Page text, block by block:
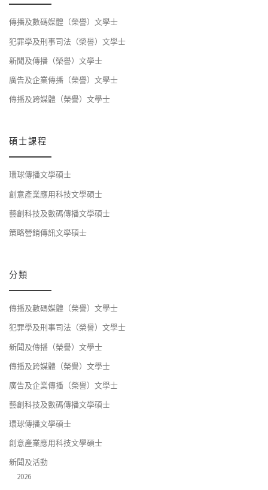
傳播及數碼媒體（榮譽）文學士
犯罪學及刑事司法（榮譽）文學士
新聞及傳播（榮譽）文學士
廣告及企業傳播（榮譽）文學士
傳播及跨媒體（榮譽）文學士
碩士課程
環球傳播文學碩士
創意產業應用科技文學碩士
藝創科技及數碼傳播文學碩士
策略營銷傳訊文學碩士
分類
傳播及數碼媒體（榮譽）文學士
犯罪學及刑事司法（榮譽）文學士
新聞及傳播（榮譽）文學士
傳播及跨媒體（榮譽）文學士
廣告及企業傳播（榮譽）文學士
藝創科技及數碼傳播文學碩士
環球傳播文學碩士
創意產業應用科技文學碩士
新聞及活動
2026